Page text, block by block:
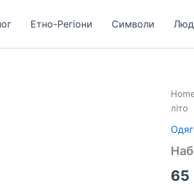
Етно-Регіони Символи
літо
65
Набір